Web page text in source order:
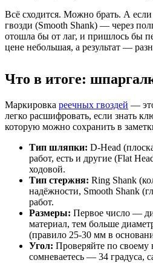
Всё сходится. Можно брать. А
гвозди (Smooth Shank) — через
отошла бы от лаг, и пришлось бы
цене небольшая, а результат —
Что в итоге:
Маркировка реечных гвоздей —
легко расшифровать, если знать
которую можно сохранить в
Тип шляпки: D-Head
работ, есть и другие (Flat
ходовой.
Тип стержня: Ring Shank
надёжности, Smooth Shank
работ.
Размеры: Первое число —
материал, тем больше
(правило 25-30 мм в
Угол: Проверяйте по своему
сомневаетесь — 34 градуса,